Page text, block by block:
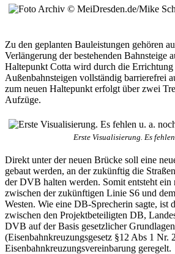
Zu den geplanten Bauleistungen gehören
Verlängerung der bestehenden Bahnsteige
Haltepunkt Cotta wird durch die
Außenbahnsteigen vollständig barrierefrei
zum neuen Haltepunkt erfolgt über zwei
Aufzüge.
Erste Visualisierung. Es
Direkt unter der neuen Brücke soll eine
gebaut werden, an der zukünftig die
der DVB halten werden. Somit entsteht ein
zwischen der zukünftigen Linie S6 und
Westen. Wie eine DB-Sprecherin sagte, ist
zwischen den Projektbeteiligten DB,
DVB auf der Basis gesetzlicher Grundlagen
(Eisenbahnkreuzungsgesetz §12 Abs 1 Nr.
Eisenbahnkreuzungsvereinbarung geregelt.